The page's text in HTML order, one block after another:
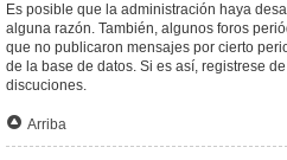
Es posible que la administración haya
alguna razón. También, algunos foros
que no publicaron mensajes por cierto
de la base de datos. Si es así, registrese
discuciones.
Arriba